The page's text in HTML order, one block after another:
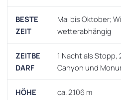
BESTE
ZEIT
Mai bis Oktober;
wetterabhängig
ZEITBE
DARF
1 Nacht als Stopp,
Canyon und
HÖHE ca. 2.106 m